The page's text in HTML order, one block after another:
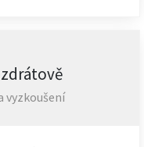
vyzkoušení